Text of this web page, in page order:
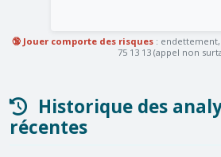
🔞 Jouer comporte des risques: endettement,
75 13 13 (appel non
Historique des
récentes